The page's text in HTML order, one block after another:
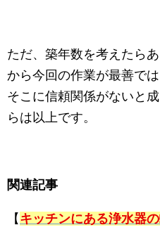
ただ、築年数を考えたら
から今回の作業が最善で
そこに信頼関係がないと
らは以上です。
関連記事
【 キッチンにある浄水器